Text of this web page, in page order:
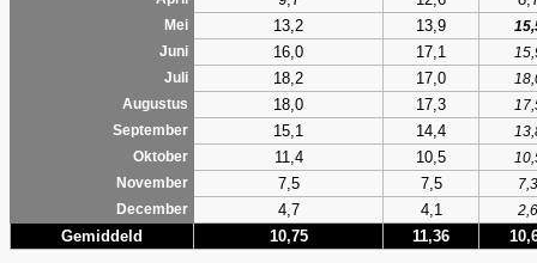
Mei 13,2 13,9
Juni
16,0 17,1
Juli
18,2 17,0
Augustus
18,0 17,3
September
15,1 14,4
Oktober
11,4 10,5
November
7,5 7,5
7,3
December
4,7 4,1 2,6
Gemiddeld 10,75 11,36